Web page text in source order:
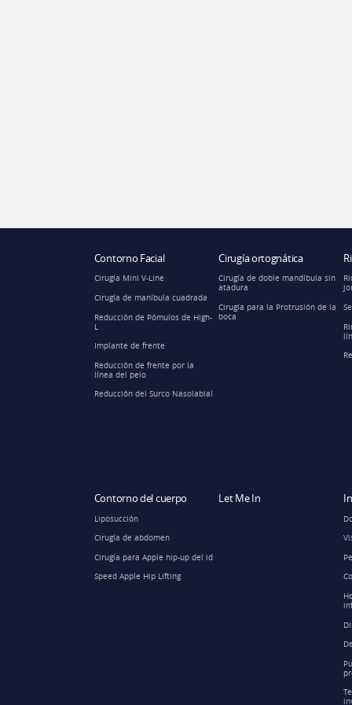
Contorno Facial
Cirugía Mini V-Line
Cirugía de maníbula cuadrada
Reducción de Pómulos de High-
L
Implante de frente
Reducción de frente por la
línea del pelo
Reducción del Surco Nasolabial
Cirugía ortognática
Cirugía de doble mandíbula sin
atadura
Cirugía para la Protrusión de la
boca
Contorno del cuerpo
Liposucción
Cirugía de abdomen
Cirugía para Apple hip-up del id
Speed Apple Hip Lifting
Let Me In